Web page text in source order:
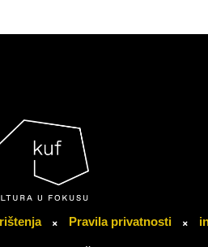
Pravila privatnosti